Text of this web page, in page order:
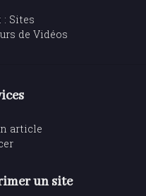
: Sites
de Vidéos
article
un site